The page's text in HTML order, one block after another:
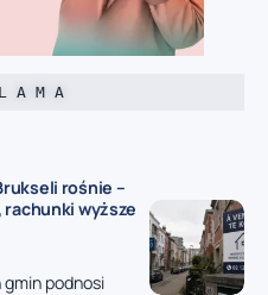
A M A
rośnie –
wyższe
podnosi